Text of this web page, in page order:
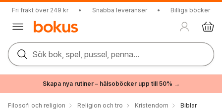
Fri frakt över 249 kr • Snabba leveranser • Billiga böcker
Sök bok, spel, pussel, penna...
Skapa nya rutiner – hälsoböcker upp till 50% →
Filosofi och religion Religion och tro Kristendom Biblar